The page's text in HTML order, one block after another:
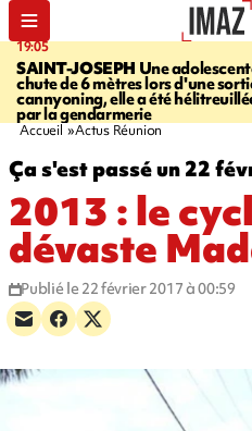
19:05
SAINT-JOSEPH Une
chute de 6 mètres lors d'une
cannyoning, elle a été
par la gendarmerie
Accueil Actus Réunion
Ça s'est passé un 22
2013 : le
dévaste
Publié le 22 février 2017 à 00:59